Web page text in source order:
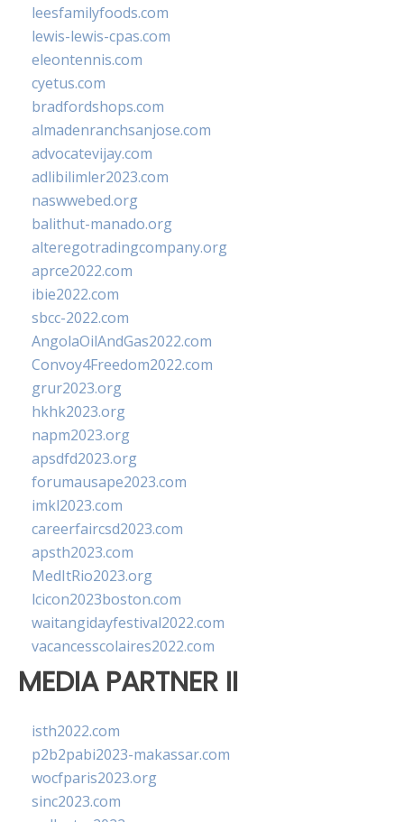
leesfamilyfoods.com
lewis-lewis-cpas.com
eleontennis.com
cyetus.com
bradfordshops.com
almadenranchsanjose.com
advocatevijay.com
adlibilimler2023.com
naswwebed.org
balithut-manado.org
alteregotradingcompany.org
aprce2022.com
ibie2022.com
sbcc-2022.com
AngolaOilAndGas2022.com
Convoy4Freedom2022.com
grur2023.org
hkhk2023.org
napm2023.org
apsdfd2023.org
forumausape2023.com
imkl2023.com
careerfaircsd2023.com
apsth2023.com
MedItRio2023.org
lcicon2023boston.com
waitangidayfestival2022.com
vacancesscolaires2022.com
MEDIA PARTNER II
isth2022.com
p2b2pabi2023-makassar.com
wocfparis2023.org
sinc2023.com